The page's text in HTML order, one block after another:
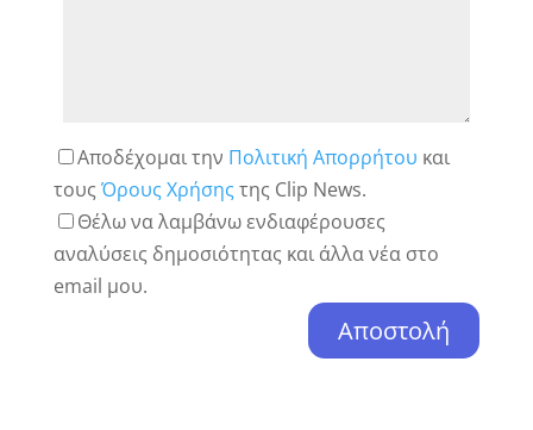
Αποδέχομαι την Πολιτική Απορρήτου και
τους Όρους Χρήσης της Clip News.
Θέλω να λαμβάνω ενδιαφέρουσες
αναλύσεις δημοσιότητας και άλλα νέα στο
email μου.